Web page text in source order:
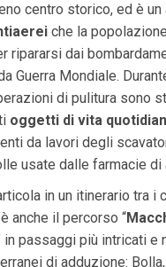
centro storico, ed è un
che la popolazione
ripararsi dai
Guerra Mondiale.
di pulitura sono
oggetti di vita
da lavori degli
usate dalle farmacie di
in un itinerario tra i
anche il percorso “
in passaggi più intricati e
di adduzione: Bolla,